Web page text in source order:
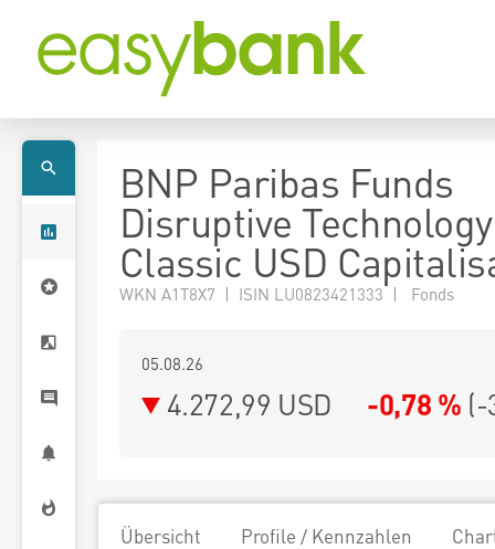
BNP Paribas Funds
Disruptive Technology
Classic USD
WKN A1T8X7 | ISIN LU0823421333 | Fonds
05.08.26
4.272,99 USD -0,78 % (-
Übersicht Profile / Kennzahlen